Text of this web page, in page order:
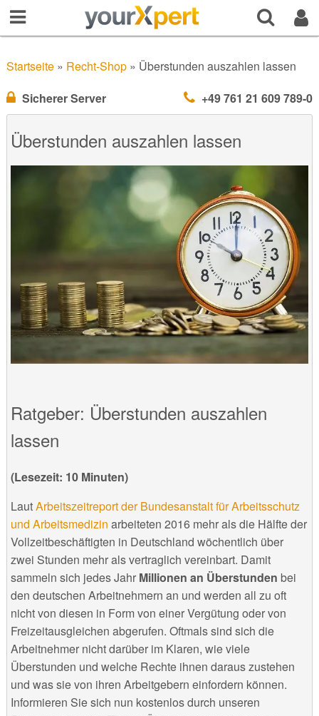
Startseite» Recht-Shop» Überstunden auszahlen lassen
Sicherer Server
+49 761 21 609 789-0
Überstunden auszahlen lassen
Ratgeber: Überstunden auszahlen
lassen
(Lesezeit: 10 Minuten)
LautArbeitszeitreport der Bundesanstalt für Arbeitsschutz
und Arbeitsmedizin arbeiteten 2016 mehr als die Hälfte der
Vollzeitbeschäftigten in Deutschland wöchentlich über
zwei Stunden mehr als vertraglich vereinbart. Damit
sammeln sich jedes Jahr Millionen an Überstunden bei
den deutschen Arbeitnehmern an und werden all zu oft
nicht von diesen in Form von einer Vergütung oder von
Freizeitausgleichen abgerufen. Oftmals sind sich die
Arbeitnehmer nicht darüber im Klaren, wie viele
Überstunden und welche Rechte ihnen daraus zustehen
und was sie von ihren Arbeitgebern einfordern können.
Informieren Sie sich nun kostenlos durch unseren